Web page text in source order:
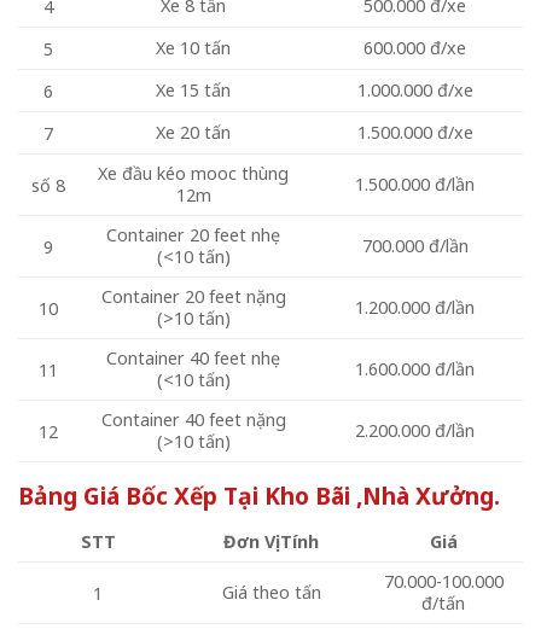
4
Xe 8 tấn
500.000 đ/xe
5
Xe 10 tấn
600.000 đ/xe
6
Xe 15 tấn
1.000.000 đ/xe
7
Xe 20 tấn 1.500.000 đ/xe
số 8
Xe đầu kéo mooc thùng
12m
1.500.000 đ/lần
9
Container 20 feet nhẹ
(<10 tấn)
700.000 đ/lần
10
Container 20 feet nặng
(>10 tấn)
1.200.000 đ/lần
11
Container 40 feet nhẹ
(<10 tấn)
1.600.000 đ/lần
12
Container 40 feet nặng
(>10 tấn)
2.200.000 đ/lần
Bảng Giá Bốc Xếp Tại Kho Bãi ,Nhà Xưởng.
STT Đơn Vị Tính Giá
1 Giá theo tấn
70.000-100.000
đ/tấn